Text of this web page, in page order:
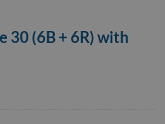
30 (6B + 6R) with